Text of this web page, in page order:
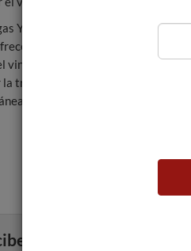
Ysios, este logro es un paso más
experiencias inesperadas a los
vino, explorando nuevas formas de
tradición riojana con una visión
artículos como este